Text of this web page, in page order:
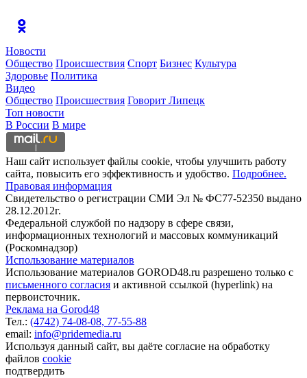
Новости
Общество Происшествия Спорт Бизнес Культура
Здоровье Политика
Видео
Общество Происшествия Говорит Липецк
Топ новости
В России В мире
Наш сайт использует файлы cookie, чтобы улучшить работу
сайта, повысить его эффективность и удобство. Подробнее.
Правовая информация
Свидетельство о регистрации СМИ Эл № ФС77-52350 выдано
28.12.2012г.
Федеральной службой по надзору в сфере связи,
информационных технологий и массовых коммуникаций
(Роскомнадзор)
Использование материалов
Использование материалов GOROD48.ru разрешено только с
письменного согласия и активной ссылкой (hyperlink) на
первоисточник.
Реклама на Gorod48
Тел.: (4742) 74-08-08, 77-55-88
email: info@pridemedia.ru
Используя данный сайт, вы даёте согласие на обработку
файлов cookie
подтвердить